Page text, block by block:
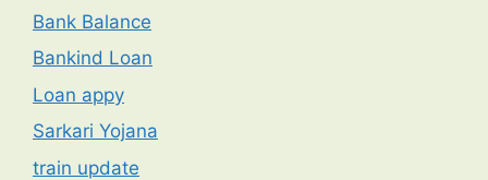
Bank Balance
Bankind Loan
Loan appy
Sarkari Yojana
train update